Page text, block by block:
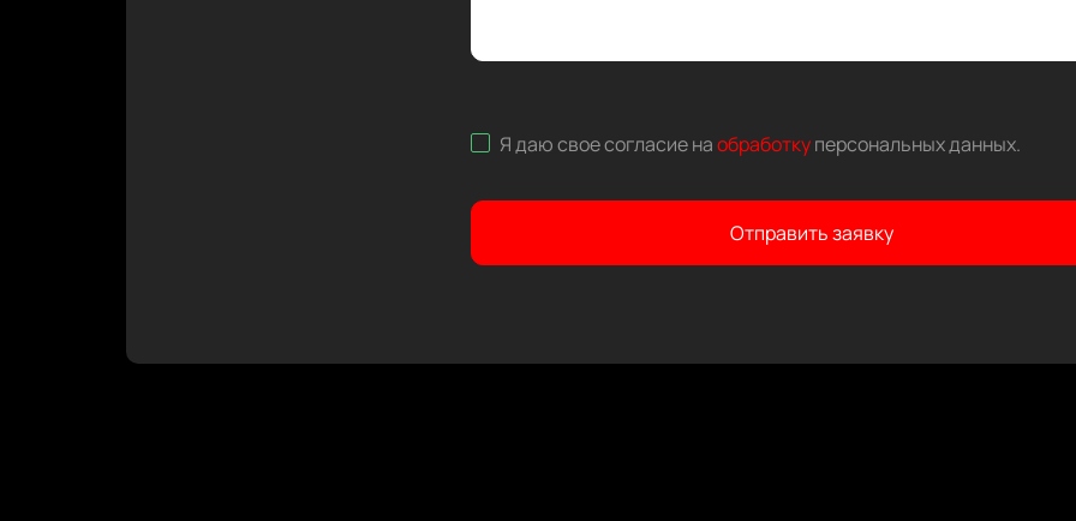
Я даю свое согласие наобработку персональных данных.
Отправить заявку